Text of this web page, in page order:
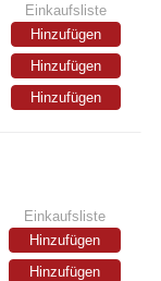
Einkaufsliste
Hinzufügen
Hinzufügen
Hinzufügen
Einkaufsliste
Hinzufügen
Hinzufügen